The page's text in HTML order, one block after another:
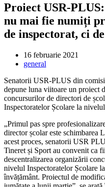
Proiect USR-
nu mai fie numiți
de inspectorat, ci
Post
published:
16 februarie 2021
Post
general
Senatorii USR-PLUS din
depune luna viitoare un proiect
concursurilor de directori de
Inspectoratelor Școlare la
„Primul pas spre
director școlar este schimbarea
acest proces, senatorii USR
Tineret și Sport au convenit ca
descentralizarea organizării
nivelul Inspectoratelor Școlare
învățământ. Proiectul de